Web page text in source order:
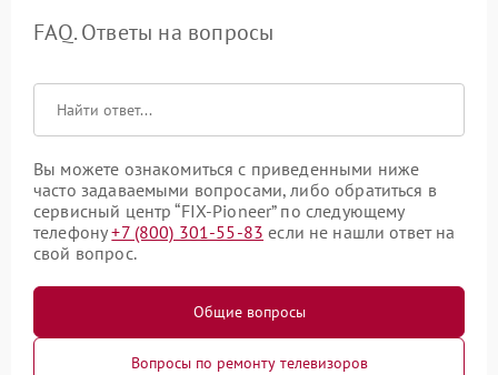
FAQ. Ответы на вопросы
Вы можете ознакомиться с приведенными ниже
часто задаваемыми вопросами, либо обратиться в
сервисный центр “FIX-Pioneer” по следующему
телефону+7 (800) 301-55-83 если не нашли ответ на
свой вопрос.
Общие вопросы
Вопросы по ремонту телевизоров